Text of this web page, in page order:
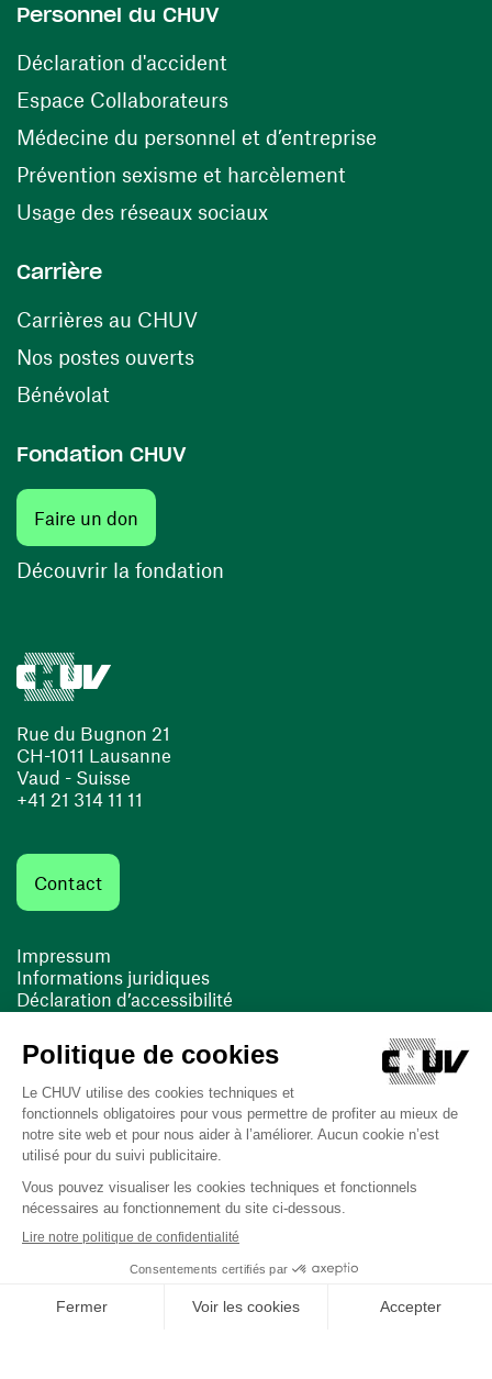
Rue du Bugnon 21
CH-1011 Lausanne
Vaud - Suisse
+41 21 314 11 11
Contact
Impressum
Informations juridiques
Déclaration d’accessibilité
Cookies
(ouvre une nouvelle fenêtre)
(ouvre une nouvelle fenêtre)
Dernière mise à jour le 16/03/2026 à 11:01
Personnel du CHUV
Déclaration d'accident
Espace Collaborateurs(ouvre une nouvelle fenêtre)
Médecine du personnel et d’entreprise
Prévention sexisme et harcèlement
Usage des réseaux sociaux(ouvre une nouvelle
Carrière
Carrières au CHUV(ouvre une nouvelle fenêtre)
Nos postes ouverts(ouvre une nouvelle fenêtre)
Bénévolat
Fondation CHUV
Faire un don
Découvrir la fondation